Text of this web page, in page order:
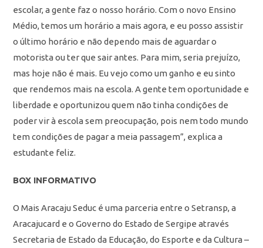
escolar, a gente faz o nosso horário. Com o novo Ensino
Médio, temos um horário a mais agora, e eu posso assistir
o último horário e não dependo mais de aguardar o
motorista ou ter que sair antes. Para mim, seria prejuízo,
mas hoje não é mais. Eu vejo como um ganho e eu sinto
que rendemos mais na escola. A gente tem oportunidade e
liberdade e oportunizou quem não tinha condições de
poder vir à escola sem preocupação, pois nem todo mundo
tem condições de pagar a meia passagem”, explica a
estudante feliz.
BOX INFORMATIVO
O Mais Aracaju Seduc é uma parceria entre o Setransp, a
Aracajucard e o Governo do Estado de Sergipe através
Secretaria de Estado da Educação, do Esporte e da Cultura –